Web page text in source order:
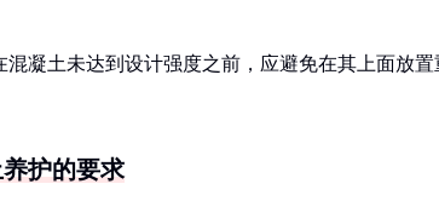
混凝土未达到设计强度之前，应避免在其上面放
护的要求